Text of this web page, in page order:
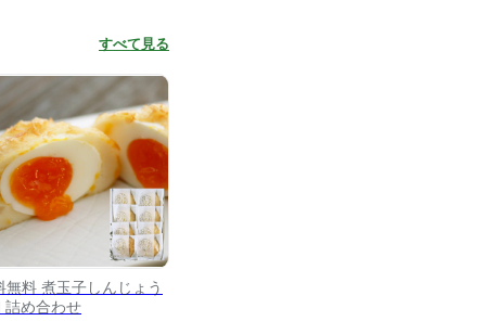
すべて見る
無料 煮玉子しんじょう
詰め合わせ